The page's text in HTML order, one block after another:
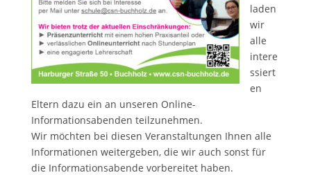
laden
wir
alle
intere
ssiert
en
Eltern dazu ein an unseren Online-
Informationsabenden teilzunehmen.
Wir möchten bei diesen Veranstaltungen Ihnen alle
Informationen weitergeben, die wir auch sonst für
die Informationsabende vorbereitet haben.